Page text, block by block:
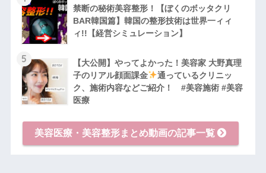
禁断の秘術美容整形！【ぼくのボッタクリ
BAR韓国篇】韓国の整形技術は世界一ィィ
ィ!!【経営シミュレーション】
5
【大公開】やってよかった！美容家 大野真理
子のリアル顔面課金
通っているクリニッ
ク、施術内容などご紹介！ #美容施術 #美容
医療
美容医療・美容整形まとめ動画の記事一覧